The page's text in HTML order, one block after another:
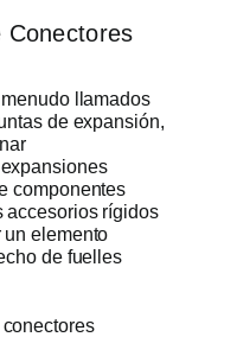
Conectores
llamados
de expansión,
componentes
accesorios rígidos
un elemento
de fuelles